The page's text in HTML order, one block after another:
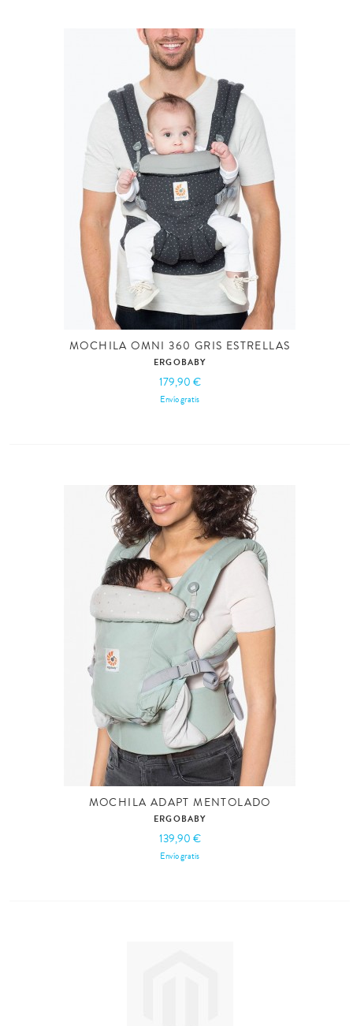
MOCHILA OMNI 360 GRIS ESTRELLAS
ERGOBABY
179,90 €
Envío gratis
MOCHILA ADAPT MENTOLADO
ERGOBABY
139,90 €
Envío gratis